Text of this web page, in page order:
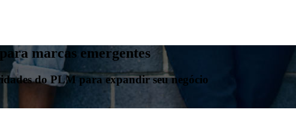
marcas emergentes
do PLM para expandir seu negócio